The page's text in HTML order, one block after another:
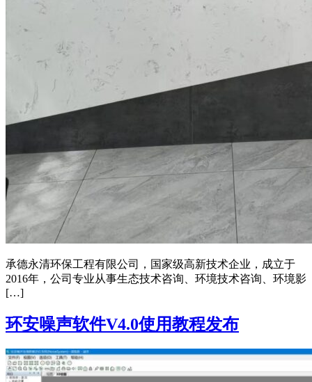
承德永清环保工程有限公司，国家级高新技术企业，成立于
2016年，公司专业从事生态技术咨询、环境技术咨询、环境影
[…]
环安噪声软件V4.0使用教程发布